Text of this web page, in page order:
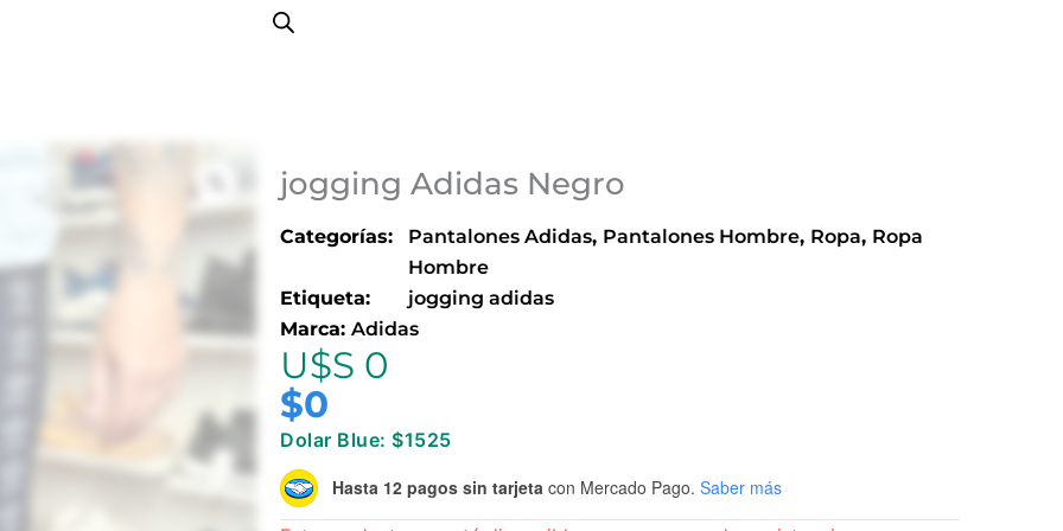
jogging Adidas Negro
Categorías: Pantalones Adidas, Pantalones Hombre, Ropa, Ropa
Hombre
Etiqueta:
jogging adidas
Marca:Adidas
U$S 0
$0
Dolar Blue: $1525
Hasta 12 pagos sin tarjeta con Mercado Pago. Saber más